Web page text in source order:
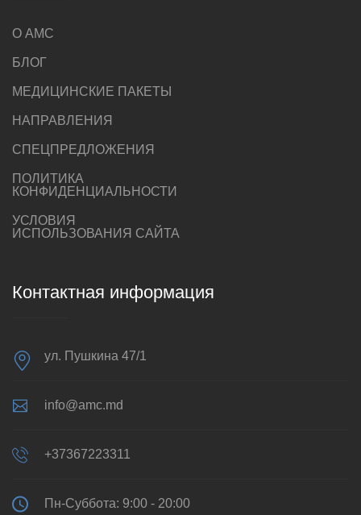
О AMC
БЛОГ
МЕДИЦИНСКИЕ ПАКЕТЫ
НАПРАВЛЕНИЯ
СПЕЦПРЕДЛОЖЕНИЯ
ПОЛИТИКА
КОНФИДЕНЦИАЛЬНОСТИ
УСЛОВИЯ
ИСПОЛЬЗОВАНИЯ САЙТА
Контактная информация
ул. Пушкина 47/1
info@amc.md
+37367223311
Пн-Суббота: 9:00 - 20:00